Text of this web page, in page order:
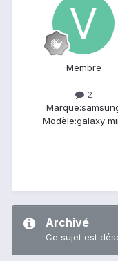
Membre
2
Marque:
Modèle:galaxy
Archivé
Ce sujet est